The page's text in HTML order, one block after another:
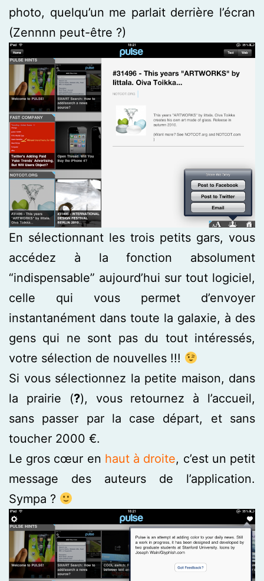
photo, quelqu’un me parlait derrière l’écran
(Zennnn peut-être ?)
En sélectionnant les trois petits gars, vous
accédez à la fonction absolument
“indispensable” aujourd’hui sur tout logiciel,
celle qui vous permet d’envoyer
instantanément dans toute la galaxie, à des
gens qui ne sont pas du tout intéressés,
votre sélection de nouvelles !!!
Si vous sélectionnez la petite maison, dans
la prairie (?), vous retournez à l’accueil,
sans passer par la case départ, et sans
toucher 2000 €.
Le gros cœur en haut à droite, c’est un petit
message des auteurs de l’application.
Sympa ?